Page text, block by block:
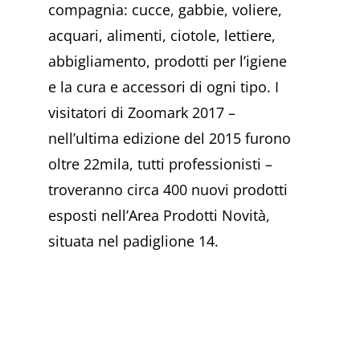
compagnia: cucce, gabbie, voliere,
acquari, alimenti, ciotole, lettiere,
abbigliamento, prodotti per l’igiene
e la cura e accessori di ogni tipo. I
visitatori di Zoomark 2017 –
nell’ultima edizione del 2015 furono
oltre 22mila, tutti professionisti –
troveranno circa 400 nuovi prodotti
esposti nell’Area Prodotti Novità,
situata nel padiglione 14.